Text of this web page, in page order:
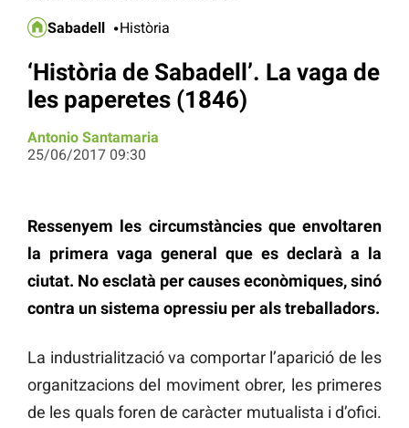
Sabadell Història
‘Història de Sabadell’. La vaga de
les paperetes (1846)
Antonio Santamaria
25/06/2017 09:30
Ressenyem les circumstàncies que envoltaren
la primera vaga general que es declarà a la
ciutat. No esclatà per causes econòmiques, sinó
contra un sistema opressiu per als treballadors.
La industrialització va comportar l’aparició de les
organitzacions del moviment obrer, les primeres
de les quals foren de caràcter mutualista i d’ofici.